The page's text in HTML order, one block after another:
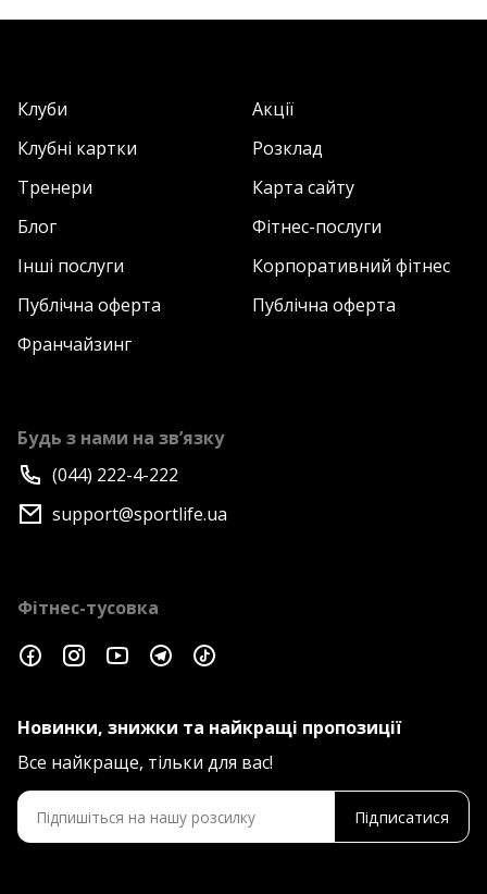
Клуби
Акції
Клубні картки
Розклад
Тренери
Карта сайту
Блог
Фітнес-послуги
Інші послуги
Корпоративний фітнес
Публічна оферта
Публічна оферта
Франчайзинг
Будь з нами на зв’язку
(044) 222-4-222
support@sportlife.ua
Фітнес-тусовка
Новинки, знижки та найкращі пропозиції
Все найкраще, тільки для вас!
Підписатися